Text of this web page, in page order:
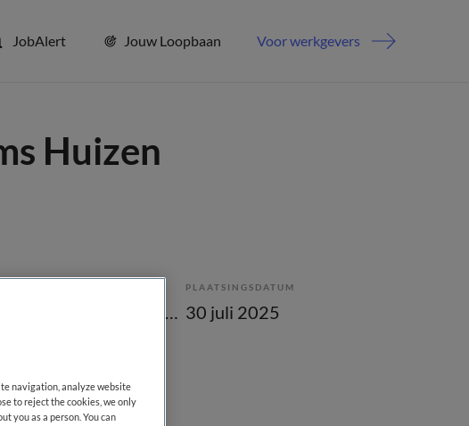
JobAlert Jouw Loopbaan Voor werkgevers
Huizen
Tijdelijk met uitzicht op vast
PLAATSINGSDATUM
30 juli 2025
navigation, analyze website
to reject the cookies, we only
you as a person. You can